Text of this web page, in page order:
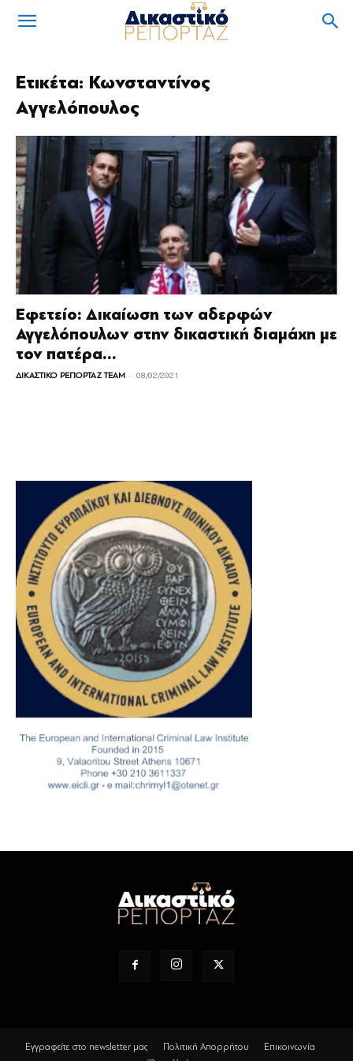
Ετικέτα: Κωνσταντίνος
Αγγελόπουλος
Εφετείο: Δικαίωση των αδερφών
Αγγελόπουλων στην δικαστική διαμάχη με
τον πατέρα...
ΔΙΚΑΣΤΙΚΟ ΡΕΠΟΡΤΑΖ TEAM - 08/02/2021
Εγγραφείτε στο newsletter μας Πολιτική Απορρήτου
Επικοινωνία